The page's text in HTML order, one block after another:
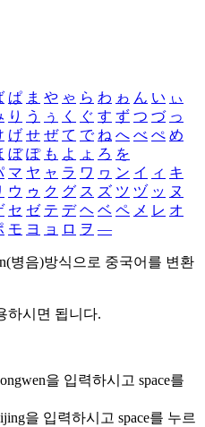
ぱ ま や ゃ ら わ ゎ ん い ぃ
り う ぅ く ぐ す ず つ づ っ
げ せ ぜ て で ね へ べ ぺ め
ぼ ぽ も よ ょ ろ を
マ ヤ ャ ラ ワ ヮ ン イ ィ キ
ウ ゥ ク グ ス ズ ツ ヅ ッ ヌ
セ ゼ テ デ ヘ ベ ペ メ レ オ
モ ヨ ョ ロ ヲ ―
병음)방식으로 중국어를 변환
하시면 됩니다.
을 입력하시고 space를
을 입력하시고 space를 누르